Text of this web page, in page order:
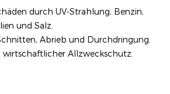
durch UV-Strahlung, Benzin,
und Salz.
Abrieb und Durchdringung.
wirtschaftlicher Allzweckschutz.